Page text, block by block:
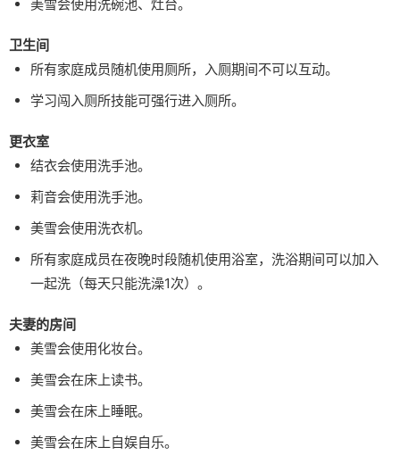
美雪会使用洗碗池、灶台。
卫生间
所有家庭成员随机使用厕所，入厕期间不可以互动。
学习闯入厕所技能可强行进入厕所。
更衣室
结衣会使用洗手池。
莉音会使用洗手池。
美雪会使用洗衣机。
所有家庭成员在夜晚时段随机使用浴室，洗浴期间可以加入
一起洗（每天只能洗澡1次）。
夫妻的房间
美雪会使用化妆台。
美雪会在床上读书。
美雪会在床上睡眠。
美雪会在床上自娱自乐。